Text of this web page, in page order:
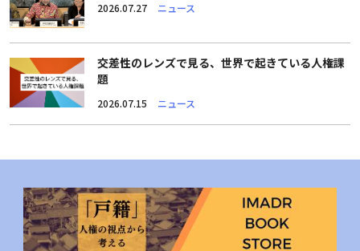
2026.07.27 ニュース
交差性のレンズで見る、世界で起きている人権課
題
2026.07.15 ニュース